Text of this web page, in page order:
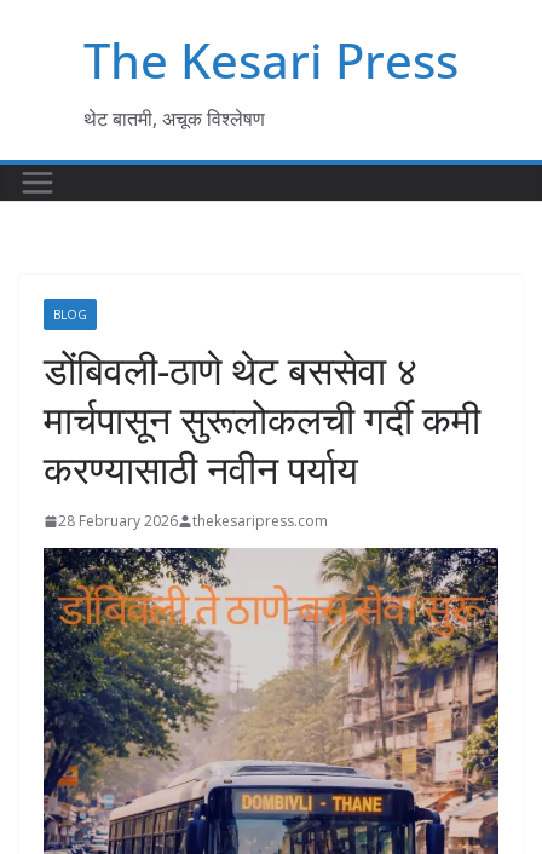
The Kesari Press
थेट बातमी, अचूक विश्लेषण
BLOG
डोंबिवली-ठाणे थेट बससेवा ४
मार्चपासून सुरूलोकलची गर्दी कमी
करण्यासाठी नवीन पर्याय
28 February 2026 thekesaripress.com